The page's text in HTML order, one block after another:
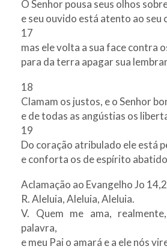
O Senhor pousa seus olhos
e seu ouvido está atento ao seu
17
mas ele volta a sua face contra
para da terra apagar sua
18
Clamam os justos, e o Senhor
e de todas as angústias os
19
Do coração atribulado ele está
e conforta os de espírito
Aclamação ao Evangelho Jo
R. Aleluia, Aleluia, Aleluia.
V. Quem me ama,
palavra,
e meu Pai o amará e a ele nós